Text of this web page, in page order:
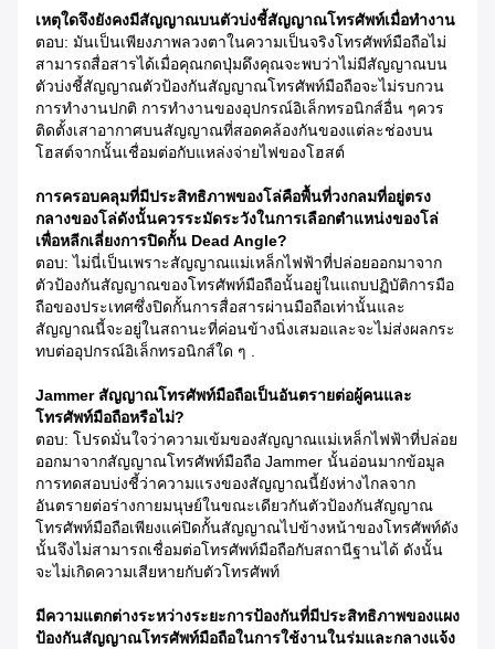
เหตุใดจึงยังคงมีสัญญาณบนตัวบ่งชี้สัญญาณโทรศัพท์เมื่อทำงาน
ตอบ: มันเป็นเพียงภาพลวงตาในความเป็นจริงโทรศัพท์มือถือไม่
สามารถสื่อสารได้เมื่อคุณกดปุ่มดึงคุณจะพบว่าไม่มีสัญญาณบน
ตัวบ่งชี้สัญญาณตัวป้องกันสัญญาณโทรศัพท์มือถือจะไม่รบกวน
การทำงานปกติ การทำงานของอุปกรณ์อิเล็กทรอนิกส์อื่น ๆควร
ติดตั้งเสาอากาศบนสัญญาณที่สอดคล้องกันของแต่ละช่องบน
โฮสต์จากนั้นเชื่อมต่อกับแหล่งจ่ายไฟของโฮสต์
การครอบคลุมที่มีประสิทธิภาพของโล่คือพื้นที่วงกลมที่อยู่ตรง
กลางของโล่ดังนั้นควรระมัดระวังในการเลือกตำแหน่งของโล่
เพื่อหลีกเลี่ยงการปิดกั้น Dead Angle?
ตอบ: ไม่นี่เป็นเพราะสัญญาณแม่เหล็กไฟฟ้าที่ปล่อยออกมาจาก
ตัวป้องกันสัญญาณของโทรศัพท์มือถือนั้นอยู่ในแถบปฏิบัติการมือ
ถือของประเทศซึ่งปิดกั้นการสื่อสารผ่านมือถือเท่านั้นและ
สัญญาณนี้จะอยู่ในสถานะที่ค่อนข้างนิ่งเสมอและจะไม่ส่งผลกระ
ทบต่ออุปกรณ์อิเล็กทรอนิกส์ใด ๆ .
Jammer สัญญาณโทรศัพท์มือถือเป็นอันตรายต่อผู้คนและ
โทรศัพท์มือถือหรือไม่?
ตอบ: โปรดมั่นใจว่าความเข้มของสัญญาณแม่เหล็กไฟฟ้าที่ปล่อย
ออกมาจากสัญญาณโทรศัพท์มือถือ Jammer นั้นอ่อนมากข้อมูล
การทดสอบบ่งชี้ว่าความแรงของสัญญาณนี้ยังห่างไกลจาก
อันตรายต่อร่างกายมนุษย์ในขณะเดียวกันตัวป้องกันสัญญาณ
โทรศัพท์มือถือเพียงแค่ปิดกั้นสัญญาณไปข้างหน้าของโทรศัพท์ดัง
นั้นจึงไม่สามารถเชื่อมต่อโทรศัพท์มือถือกับสถานีฐานได้ ดังนั้น
จะไม่เกิดความเสียหายกับตัวโทรศัพท์
มีความแตกต่างระหว่างระยะการป้องกันที่มีประสิทธิภาพของแผง
ป้องกันสัญญาณโทรศัพท์มือถือในการใช้งานในร่มและกลางแจ้ง